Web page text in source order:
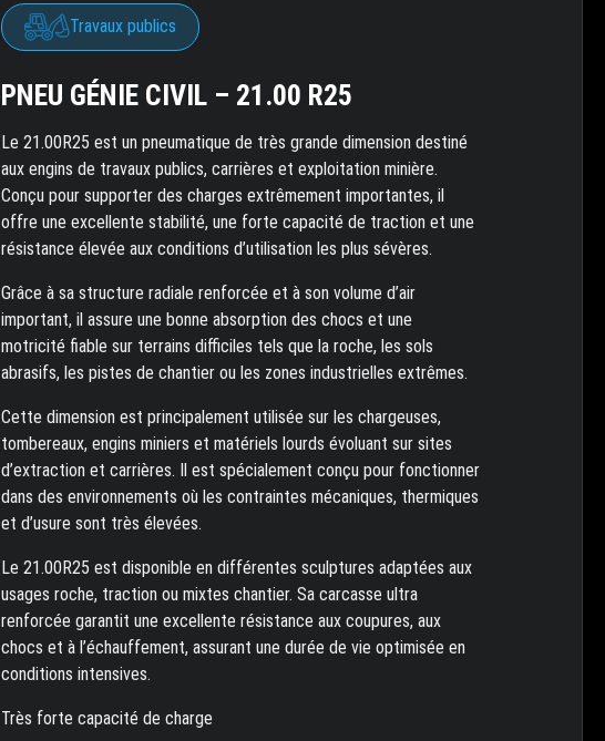
Travaux publics
PNEU GÉNIE CIVIL – 21.00 R25
Le 21.00R25 est un pneumatique de très grande dimension destiné
aux engins de travaux publics, carrières et exploitation minière.
Conçu pour supporter des charges extrêmement importantes, il
offre une excellente stabilité, une forte capacité de traction et une
résistance élevée aux conditions d’utilisation les plus sévères.
Grâce à sa structure radiale renforcée et à son volume d’air
important, il assure une bonne absorption des chocs et une
motricité fiable sur terrains difficiles tels que la roche, les sols
abrasifs, les pistes de chantier ou les zones industrielles extrêmes.
Cette dimension est principalement utilisée sur les chargeuses,
tombereaux, engins miniers et matériels lourds évoluant sur sites
d’extraction et carrières. Il est spécialement conçu pour fonctionner
dans des environnements où les contraintes mécaniques, thermiques
et d’usure sont très élevées.
Le 21.00R25 est disponible en différentes sculptures adaptées aux
usages roche, traction ou mixtes chantier. Sa carcasse ultra
renforcée garantit une excellente résistance aux coupures, aux
chocs et à l’échauffement, assurant une durée de vie optimisée en
conditions intensives.
Très forte capacité de charge